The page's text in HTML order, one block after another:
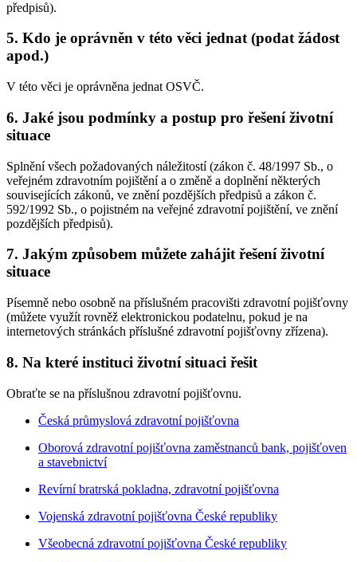
předpisů).
5. Kdo je oprávněn v této věci jednat (podat žádost
apod.)
V této věci je oprávněna jednat OSVČ.
6. Jaké jsou podmínky a postup pro řešení životní
situace
Splnění všech požadovaných náležitostí (zákon č. 48/1997 Sb., o
veřejném zdravotním pojištění a o změně a doplnění některých
souvisejících zákonů, ve znění pozdějších předpisů a zákon č.
592/1992 Sb., o pojistném na veřejné zdravotní pojištění, ve znění
pozdějších předpisů).
7. Jakým způsobem můžete zahájit řešení životní
situace
Písemně nebo osobně na příslušném pracovišti zdravotní pojišťovny
(můžete využít rovněž elektronickou podatelnu, pokud je na
internetových stránkách příslušné zdravotní pojišťovny zřízena).
8. Na které instituci životní situaci řešit
Obraťte se na příslušnou zdravotní pojišťovnu.
Česká průmyslová zdravotní pojišťovna
Oborová zdravotní pojišťovna zaměstnanců bank, pojišťoven
a stavebnictví
Revírní bratrská pokladna, zdravotní pojišťovna
Vojenská zdravotní pojišťovna České republiky
Všeobecná zdravotní pojišťovna České republiky